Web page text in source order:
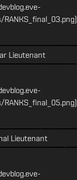
Lieutenant
Lieutenant